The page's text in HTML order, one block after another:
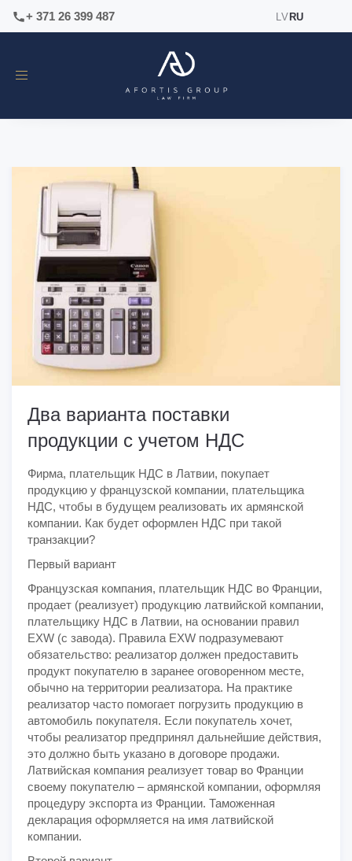
+ 371 26 399 487 LV RU
Toggle
Два варианта поставки
продукции с учетом НДС
Фирма, плательщик НДС в Латвии, покупает
продукцию у французской компании, плательщика
НДС, чтобы в будущем реализовать их армянской
компании. Как будет оформлен НДС при такой
транзакции?
Первый вариант
Французская компания, плательщик НДС во Франции,
продает (реализует) продукцию латвийской компании,
плательщику НДС в Латвии, на основании правил
EXW (с завода). Правила EXW подразумевают
обязательство: реализатор должен предоставить
продукт покупателю в заранее оговоренном месте,
обычно на территории реализатора. На практике
реализатор часто помогает погрузить продукцию в
автомобиль покупателя. Если покупатель хочет,
чтобы реализатор предпринял дальнейшие действия,
это должно быть указано в договоре продажи.
Латвийская компания реализует товар во Франции
своему покупателю – армянской компании, оформляя
процедуру экспорта из Франции. Таможенная
декларация оформляется на имя латвийской
компании.